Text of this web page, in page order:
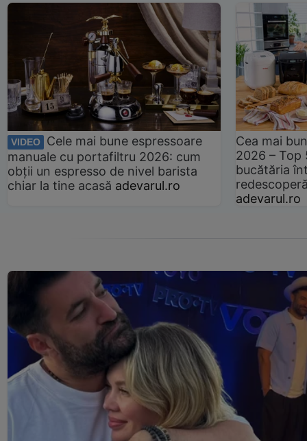
VIDEO
Cele mai bune espressoare
manuale cu portafiltru 2026: cum
obții un espresso de nivel barista
chiar la tine acasă adevarul.ro
Cea mai
2026 –
bucătăria
adevarul.ro